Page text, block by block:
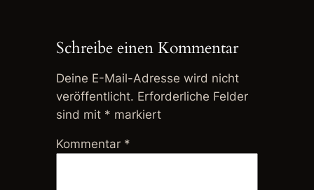
Schreibe einen Kommentar
Deine E-Mail-Adresse wird nicht
veröffentlicht. Erforderliche Felder
sind mit * markiert
Kommentar *